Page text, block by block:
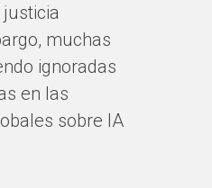
muchas
ignoradas
en las
sobre IA